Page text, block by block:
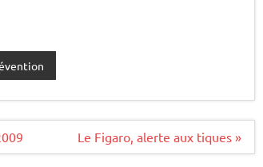
Le Figaro, alerte aux tiques »